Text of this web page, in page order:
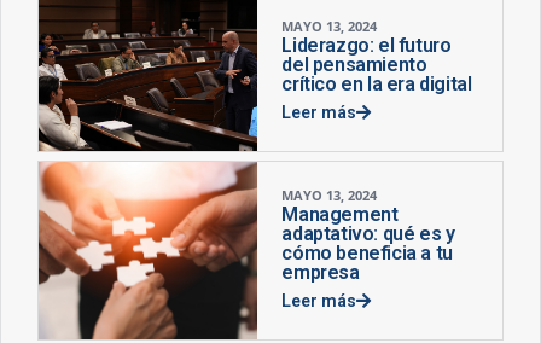
MAYO 13, 2024
Liderazgo: el futuro
del pensamiento
crítico en la era digital
Leer más
MAYO 13, 2024
Management
adaptativo: qué es y
cómo beneficia a tu
empresa
Leer más